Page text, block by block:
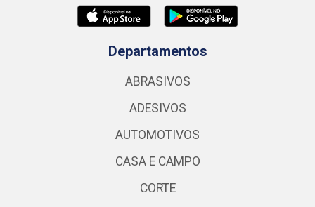
Departamentos
ABRASIVOS
ADESIVOS
AUTOMOTIVOS
CASA E CAMPO
CORTE